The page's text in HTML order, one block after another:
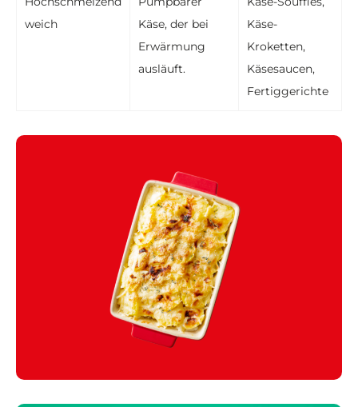
weich
Käse, der bei
Erwärmung
ausläuft.
Käse-
Kroketten,
Käsesaucen,
Fertiggerichte